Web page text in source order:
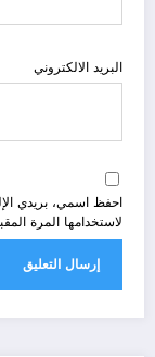
البريد الالكتروني
احفظ اسمي، بريدي
لاستخدامها المرة